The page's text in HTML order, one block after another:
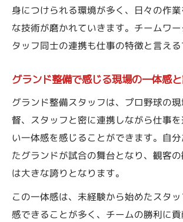
身につけられる環境が多く、日々の作
な技術が磨かれていきます。チームワ
タッフ同士の連携も仕事の特徴と言える
グランド整備で感じる現場の一体感
グランド整備スタッフは、プロ野球の
督、スタッフと密に連携しながら仕事
い一体感を感じることができます。自
たグランドが試合の舞台となり、観客
は大きな誇りとなります。
この一体感は、未経験から始めたスタ
感できることが多く、チームの勝利に